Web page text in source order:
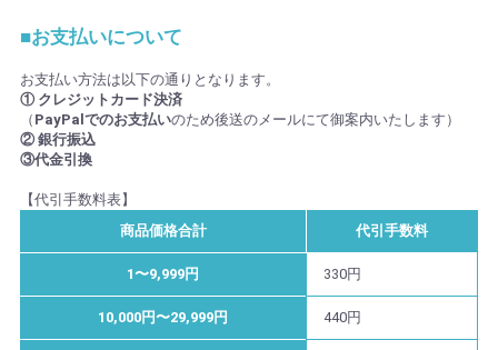
■お支払いについて
お支払い方法は以下の通りとなります。
① クレジットカード決済
（ PayPalでのお支払いのため後送のメールにて御案内いたします）
② 銀行振込
③代金引換
【代引手数料表】
商品価格合計
代引手数料
1〜9,999円 330円
10,000円〜29,999円 440円